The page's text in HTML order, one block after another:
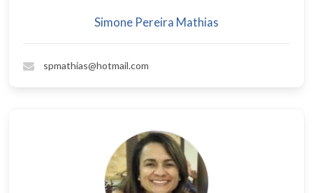
Simone Pereira Mathias
spmathias@hotmail.com